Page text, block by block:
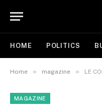
HOME POLITICS
Home » magazine » LE
MAGAZINE